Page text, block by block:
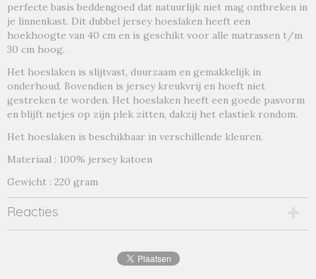
perfecte basis beddengoed dat natuurlijk niet mag ontbreken in
je linnenkast. Dit dubbel jersey hoeslaken heeft een
hoekhoogte van 40 cm en is geschikt voor alle matrassen t/m
30 cm hoog.
Het hoeslaken is slijtvast, duurzaam en gemakkelijk in
onderhoud. Bovendien is jersey kreukvrij en hoeft niet
gestreken te worden. Het hoeslaken heeft een goede pasvorm
en blijft netjes op zijn plek zitten, dakzij het elastiek rondom.
Het hoeslaken is beschikbaar in verschillende kleuren.
Materiaal : 100% jersey katoen
Gewicht : 220 gram
Reacties